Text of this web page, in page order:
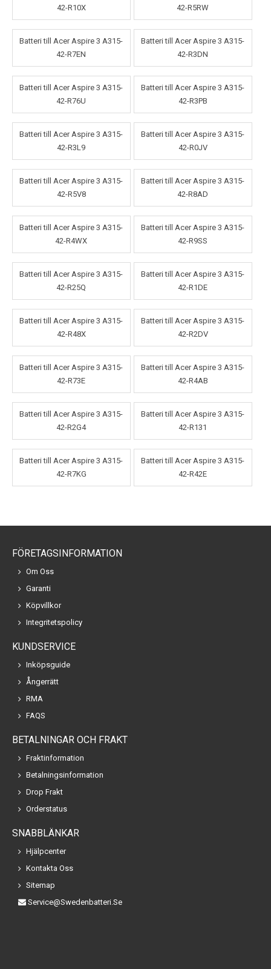
42-R10X
42-R5RW
Batteri till Acer Aspire 3 A315-
42-R7EN
Batteri till Acer Aspire 3 A315-
42-R3DN
Batteri till Acer Aspire 3 A315-
42-R76U
Batteri till Acer Aspire 3 A315-
42-R3PB
Batteri till Acer Aspire 3 A315-
42-R3L9
Batteri till Acer Aspire 3 A315-
42-R0JV
Batteri till Acer Aspire 3 A315-
42-R5V8
Batteri till Acer Aspire 3 A315-
42-R8AD
Batteri till Acer Aspire 3 A315-
42-R4WX
Batteri till Acer Aspire 3 A315-
42-R9SS
Batteri till Acer Aspire 3 A315-
42-R25Q
Batteri till Acer Aspire 3 A315-
42-R1DE
Batteri till Acer Aspire 3 A315-
42-R48X
Batteri till Acer Aspire 3 A315-
42-R2DV
Batteri till Acer Aspire 3 A315-
42-R73E
Batteri till Acer Aspire 3 A315-
42-R4AB
Batteri till Acer Aspire 3 A315-
42-R2G4
Batteri till Acer Aspire 3 A315-
42-R131
Batteri till Acer Aspire 3 A315-
42-R7KG
Batteri till Acer Aspire 3 A315-
42-R42E
FÖRETAGSINFORMATION
Om Oss
Garanti
Köpvillkor
Integritetspolicy
KUNDSERVICE
Inköpsguide
Ångerrätt
RMA
FAQS
BETALNINGAR OCH FRAKT
Fraktinformation
Betalningsinformation
Drop Frakt
Orderstatus
SNABBLÄNKAR
Hjälpcenter
Kontakta Oss
Sitemap
Service@swedenbatteri.se